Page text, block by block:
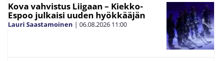
Kova vahvistus Liigaan – Kiekko-
Espoo julkaisi uuden hyökkääjän
Lauri Saastamoinen | 06.08.2026 11:00